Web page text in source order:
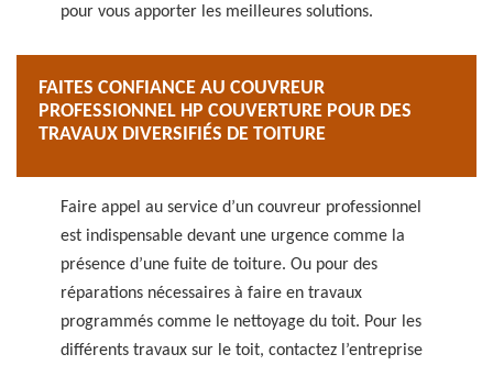
pour vous apporter les meilleures solutions.
FAITES CONFIANCE AU COUVREUR
PROFESSIONNEL HP COUVERTURE POUR DES
TRAVAUX DIVERSIFIÉS DE TOITURE
Faire appel au service d’un couvreur professionnel
est indispensable devant une urgence comme la
présence d’une fuite de toiture. Ou pour des
réparations nécessaires à faire en travaux
programmés comme le nettoyage du toit. Pour les
différents travaux sur le toit, contactez l’entreprise